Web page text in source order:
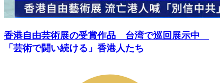
香港自由芸術展の受賞作品 台湾で巡回展示中
「芸術で闘い続ける」香港人たち